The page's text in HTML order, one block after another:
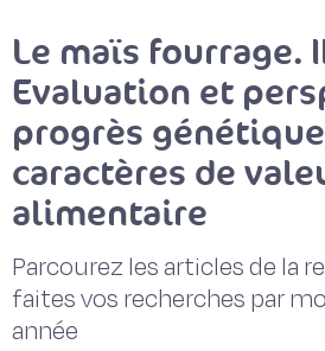
Le maïs fourrage.
Evaluation et
progrès
caractères de
alimentaire
Parcourez les articles de la
faites vos recherches par
année